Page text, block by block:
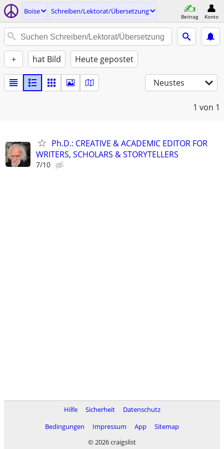
Boise Schreiben/Lektorat/Übersetzung
Beitrag Konto
+ hat Bild Heute gepostet
Neustes
1 von 1
Ph.D.: CREATIVE & ACADEMIC EDITOR FOR
WRITERS, SCHOLARS & STORYTELLERS
7/10
Hilfe Sicherheit
Datenschutz
Bedingungen
Impressum App
Sitemap
© 2026 craigslist